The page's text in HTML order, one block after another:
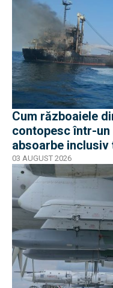
Cum războaiele
contopesc într-
absoarbe
03 AUGUST 2026
EXCLUSIV